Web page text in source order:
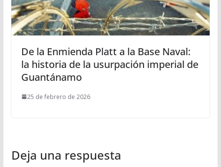
De la Enmienda Platt a la Base Naval:
la historia de la usurpación imperial de
Guantánamo
25 de febrero de 2026
Deja una respuesta